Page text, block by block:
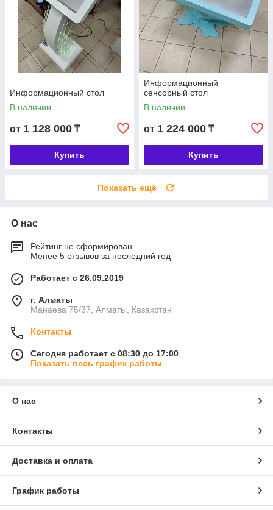
Информационный стол
В наличии
от 1 128 000 ₸
Купить
Информационный
сенсорный стол
В наличии
от 1 224 000 ₸
Купить
Показать ещё
О нас
Рейтинг не сформирован
Менее 5 отзывов за последний год
Работает с 26.09.2019
г. Алматы
Манаева 75/37, Алматы, Казахстан
Контакты
Сегодня работает с 08:30 до 17:00
Показать весь график работы
О нас
Контакты
Доставка и оплата
График работы